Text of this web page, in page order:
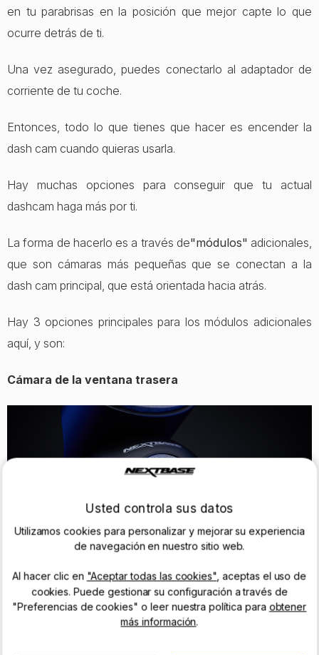
en tu parabrisas en la posición que mejor capte lo que
ocurre detrás de ti.
Una vez asegurado, puedes conectarlo al adaptador de
corriente de tu coche.
Entonces, todo lo que tienes que hacer es encender la
dash cam cuando quieras usarla.
Hay muchas opciones para conseguir que tu actual
dashcam haga más por ti.
La forma de hacerlo es a través de"módulos" adicionales,
que son cámaras más pequeñas que se conectan a la
dash cam principal, que está orientada hacia atrás.
Hay 3 opciones principales para los módulos adicionales
aquí, y son:
Cámara de la ventana trasera
Usted controla sus datos
Utilizamos cookies para personalizar y mejorar su experiencia
de navegación en nuestro sitio web.
Al hacer clic en "Aceptar todas las cookies" , aceptas el uso de
cookies. Puede gestionar su configuración a través de
"Preferencias de cookies" o leer nuestra política para obtener
más información.